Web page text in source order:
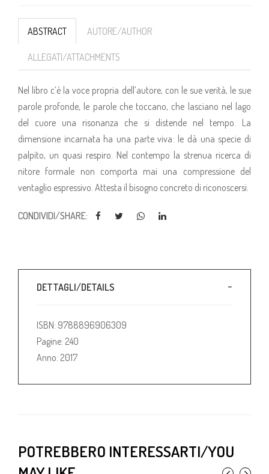
ABSTRACT AUTORE/AUTHOR
ALLEGATI/ATTACHMENTS
Nel libro c’è la voce propria dell’autore, con le sue verità, le sue
parole profonde, le parole che toccano, che lasciano nel lago
del cuore una risonanza che si distende nel tempo. La
dimensione incarnata ha una parte viva: le dà una specie di
palpito, un quasi respiro. Nel contempo la strenua ricerca di
nitore formale non comporta mai una compressione del
ventaglio espressivo. Attesta il bisogno concreto di riconoscersi.
CONDIVIDI/SHARE:
DETTAGLI/DETAILS
ISBN: 9788896906309
Pagine: 240
Anno: 2017
POTREBBERO INTERESSARTI/YOU